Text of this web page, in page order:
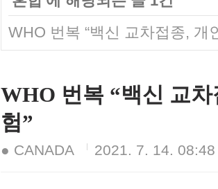
WHO 번복 “백신 교차접종, 개
WHO 번복 “백신 교
험”
● CANADA 2021. 7. 14. 08:48